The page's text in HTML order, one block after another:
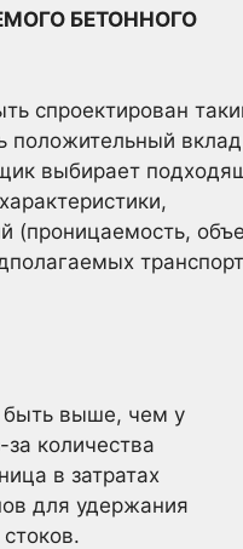
БЕТОННОГО
спроектирован
положительный
выбирает
(проницаемость,
быть выше, чем у
количества
в затратах
для удержания